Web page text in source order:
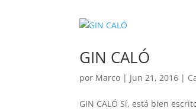
GIN CALÓ
por Marco | Jun 21, 2016 |
GIN CALÓ Sí, está bien